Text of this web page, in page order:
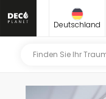
Deutschland